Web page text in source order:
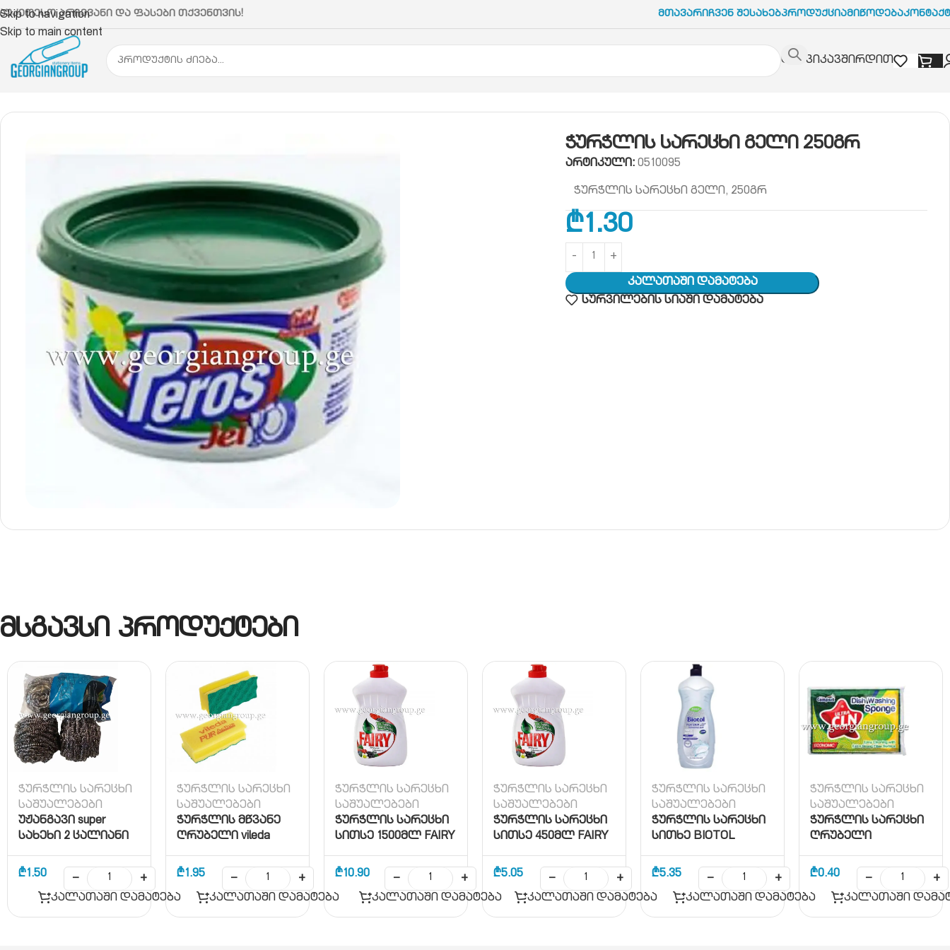
Skip to navigation
Skip to main content
არჩევანი და ფასები თქვენთვის! ᲛთავარიᲩვენ ᲨესახებᲞროდუქციაᲛიწოდება
დაგვიკავშირდით
ჭურჭლის სარეცხი გელი 250გრ
არტიკული:0510095
ჭურჭლის სარეცხი გელი, 250გრ
₾1.30
Კალათაში Დამატება
სურვილების სიაში დამატება
მსგავსი პროდუქტები
ჭურჭლის სარეცხი
საშუალებები
უჟანგავი super
სახეხი 2 ცალიანი
₾1.50 −
+
კალათაში დამატება
ჭურჭლის სარეცხი
საშუალებები
ჭურჭლის მწვანე
ღრუბელი vileda
₾1.95 −
+
კალათაში დამატება
ჭურჭლის სარეცხი
საშუალებები
ჭურჭლის სარეცხი
სითსე 1500მლ FAIRY
₾10.90 −
+
კალათაში დამატება
ჭურჭლის სარეცხი
საშუალებები
ჭურჭლის სარეცხი
სითსე 450მლ FAIRY
₾5.05 −
+
კალათაში დამატება
ჭურჭლის სარეცხი
საშუალებები
ჭურჭლის სარეცხი
სითხე BIOTOL
₾5.35 −
+
კალათაში დამატება
ჭურჭლის სარეცხი
საშუალებები
ჭურჭლის სარეცხი
ღრუბელი
₾0.40 −
+
კალათაში